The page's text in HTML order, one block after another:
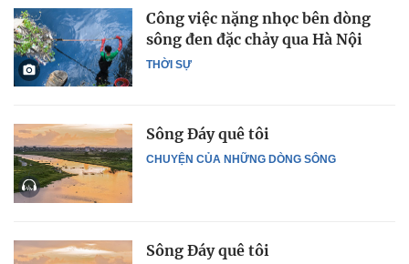
THỜI SỰ
Công việc nặng nhọc bên dòng
sông đen đặc chảy qua Hà Nội
CHUYỆN CỦA NHỮNG DÒNG SÔNG
Sông Đáy quê tôi
Sông Đáy quê tôi